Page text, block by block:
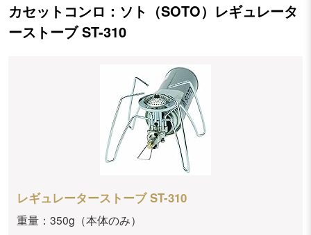
カセットコンロ：ソト（SOTO）レギュレータ
ーストーブ ST-310
レギュレーターストーブ ST-310
重量：350g（本体のみ）